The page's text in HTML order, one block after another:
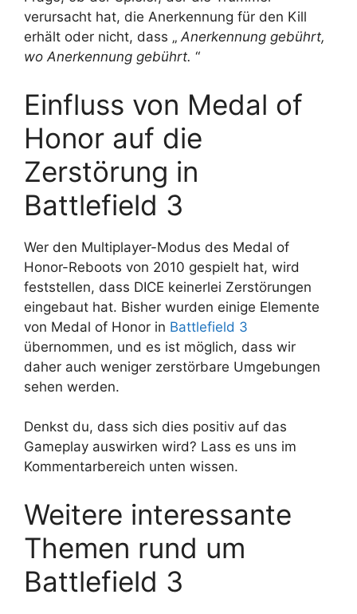
verursacht hat, die Anerkennung für den Kill
erhält oder nicht, dass „Anerkennung gebührt,
wo Anerkennung gebührt. “
Einfluss von Medal of
Honor auf die
Zerstörung in
Battlefield 3
Wer den Multiplayer-Modus des Medal of
Honor-Reboots von 2010 gespielt hat, wird
feststellen, dass DICE keinerlei Zerstörungen
eingebaut hat. Bisher wurden einige Elemente
von Medal of Honor in Battlefield 3
übernommen, und es ist möglich, dass wir
daher auch weniger zerstörbare Umgebungen
sehen werden.
Denkst du, dass sich dies positiv auf das
Gameplay auswirken wird? Lass es uns im
Kommentarbereich unten wissen.
Weitere interessante
Themen rund um
Battlefield 3